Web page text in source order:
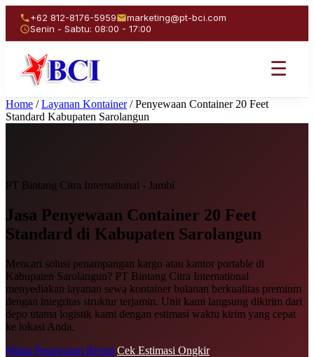
+62 812-8176-5959
marketing@pt-bci.com
Senin - Sabtu: 08:00 - 17:00
☰
Home / Layanan Kontainer / Penyewaan Container 20 Feet
Standard Kabupaten Sarolangun
PT Bintang Citra International - Jambi
Jasa Penyewaan Container 20 Feet
Standard di Kabupaten Sarolangun
Mencari solusi penampangan kargo atau kantor portable di
Kabupaten Sarolangun? PT Bintang Citra International
menyediakan layanan sewa kontainer bulanan berkualitas premium
dengan integritas struktur terjamin. Unit kami langsung dikirim dari
depo utama logistik kami dengan estimasi waktu kirim yang cepat
ke lokasi Anda.
Minta Penawaran Resmi Cek Estimasi Ongkir